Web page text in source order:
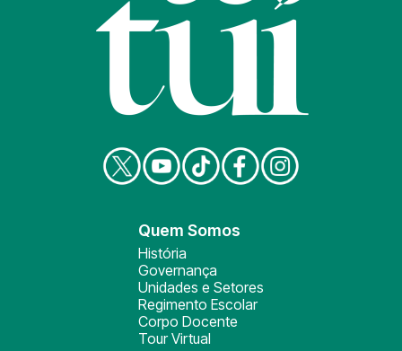
Quem Somos
História
Governança
Unidades e Setores
Regimento Escolar
Corpo Docente
Tour Virtual